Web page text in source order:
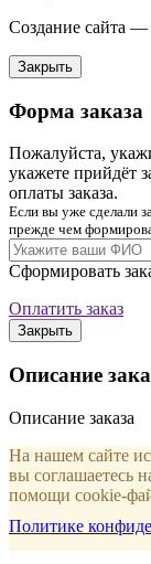
Создание сайта
Закрыть
Форма заказа
Пожалуйста,
укажете прийдёт
оплаты заказа.
Если вы уже сделали
прежде чем
Сформировать
Оплатить заказ
Закрыть
Описание
Описание заказа
На нашем сайте
вы соглашаетесь
помощи cookie-
Политике